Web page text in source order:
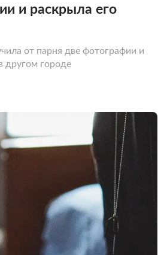
и раскрыла его
от парня две фотографии и
другом городе